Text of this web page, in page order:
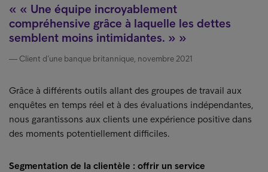
« Une équipe incroyablement
compréhensive grâce à laquelle les dettes
semblent moins intimidantes. »
Client d’une banque britannique, novembre 2021
Grâce à différents outils allant des groupes de travail aux
enquêtes en temps réel et à des évaluations indépendantes,
nous garantissons aux clients une expérience positive dans
des moments potentiellement difficiles.
Segmentation de la clientèle : offrir un service